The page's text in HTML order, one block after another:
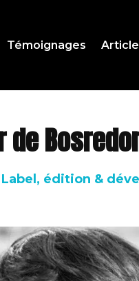
Témoignages
de
édition &